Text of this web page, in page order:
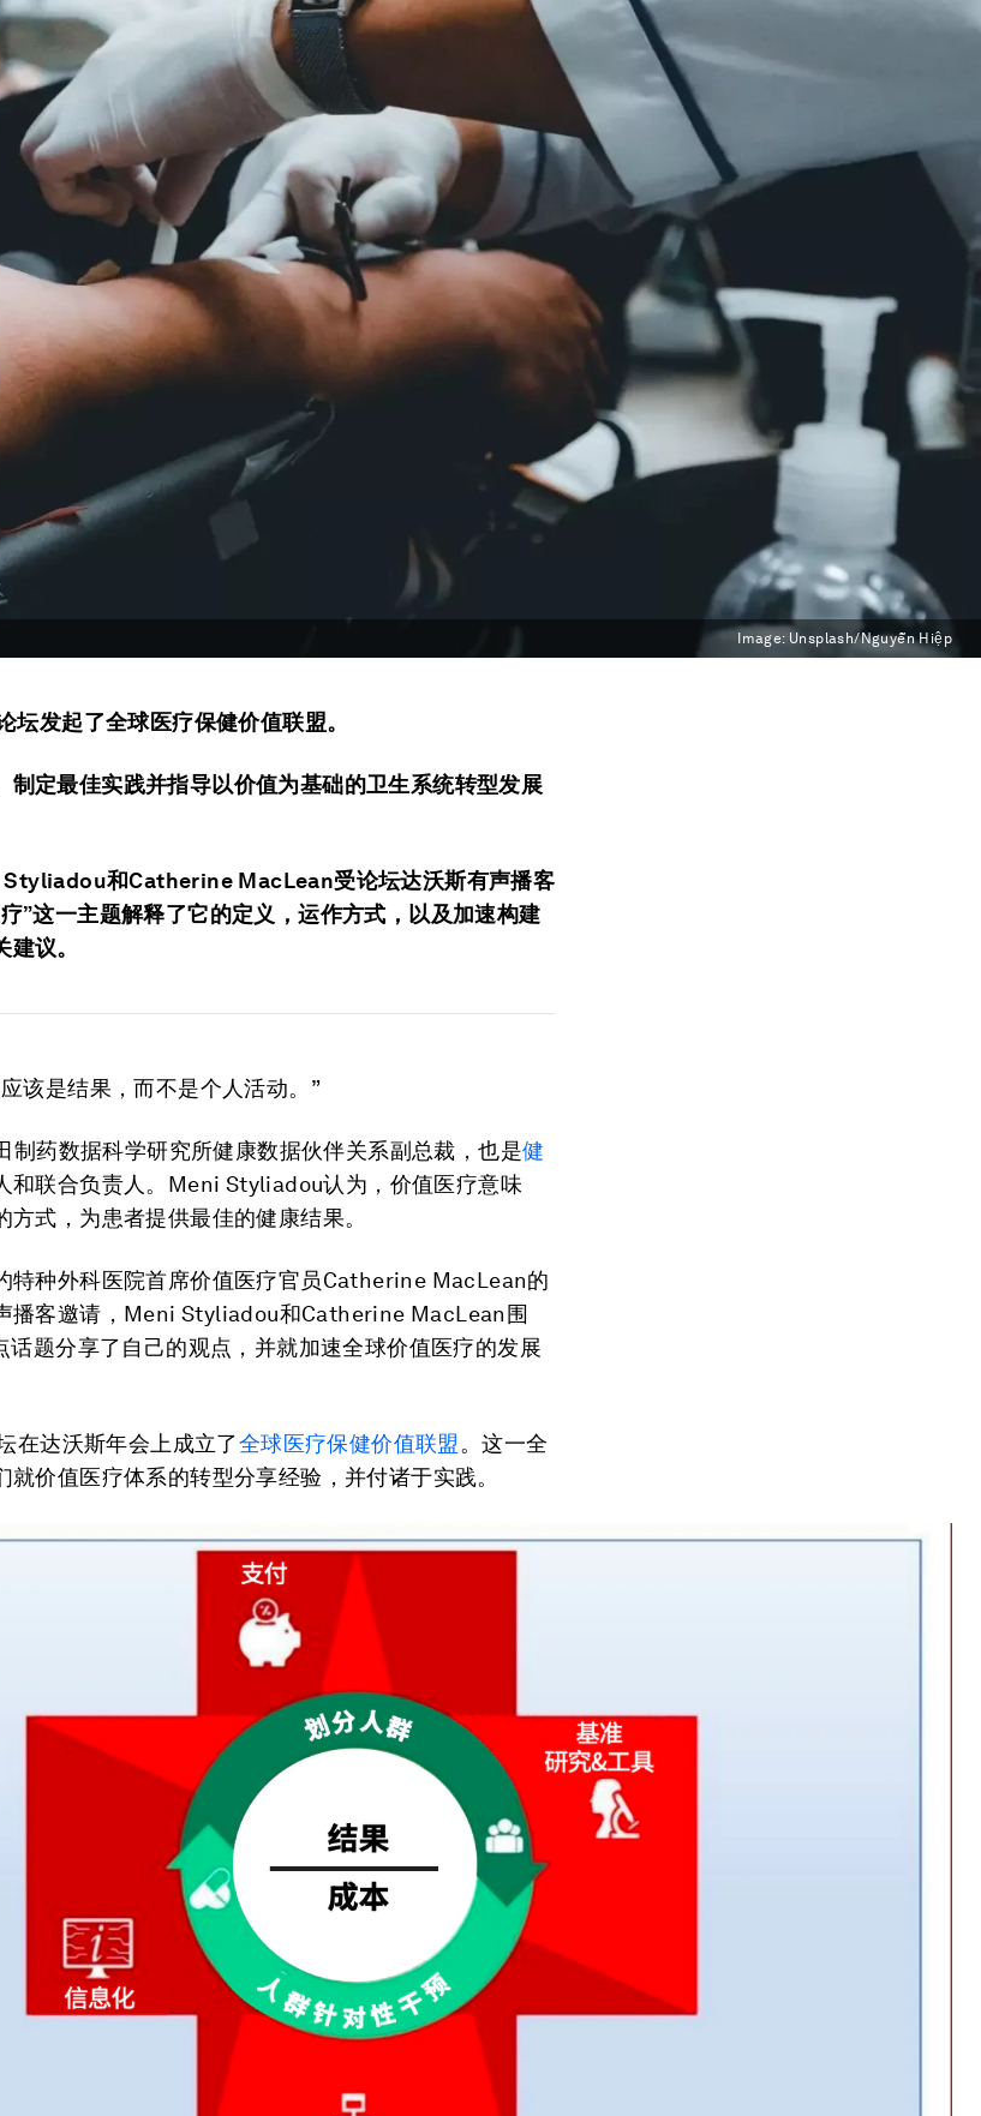
Image: Unsplash/Nguyễn Hiệp
坛发起了全球医疗保健价值联盟。
制定最佳实践并指导以价值为基础的卫生系统转型发展
和Catherine MacLean受论坛达沃斯有声播客
”这一主题解释了它的定义，运作方式，以及加速构建
议。
该是结果，而不是个人活动。”
药数据科学研究所健康数据伙伴关系副总裁，也是健
和联合负责人。Meni Styliadou认为，价值医疗意味
式，为患者提供最佳的健康结果。
特种外科医院首席价值医疗官员Catherine MacLean的
播客邀请，Meni Styliadou和Catherine MacLean围
话题分享了自己的观点，并就加速全球价值医疗的发展
在达沃斯年会上成立了全球医疗保健价值联盟 。这一全
就价值医疗体系的转型分享经验，并付诸于实践。